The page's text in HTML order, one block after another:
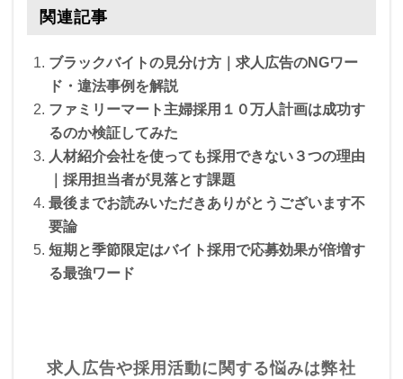
c
e
b
o
o
k
tt
er n
a
関連記事
ブラックバイトの見分け方｜求人広告のNGワー
ド・違法事例を解説
ファミリーマート主婦採用１０万人計画は成功す
るのか検証してみた
人材紹介会社を使っても採用できない３つの理由
｜採用担当者が見落とす課題
最後までお読みいただきありがとうございます不
要論
短期と季節限定はバイト採用で応募効果が倍増す
る最強ワード
求人広告や採用活動に関する悩みは弊社